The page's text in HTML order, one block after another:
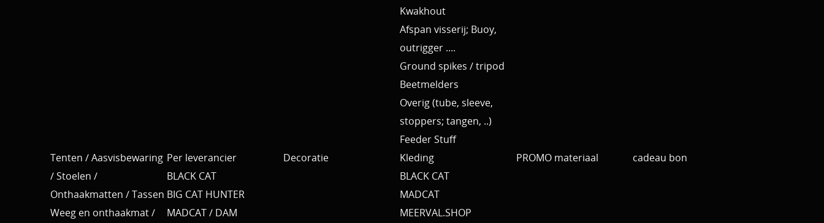
Kwakhout
Afspan visserij; Buoy,
outrigger ....
Ground spikes / tripod
Beetmelders
Overig (tube, sleeve,
stoppers; tangen, ..)
Feeder Stuff
Tenten / Aasvisbewaring
/ Stoelen /
Onthaakmatten / Tassen
Weeg en onthaakmat /
Per leverancier
BLACK CAT
BIG CAT HUNTER
MADCAT / DAM
Decoratie
Kleding
BLACK CAT
MADCAT
MEERVAL.SHOP
PROMO materiaal cadeau bon